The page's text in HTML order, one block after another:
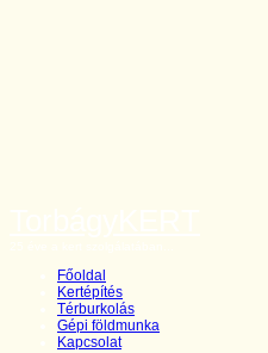
Főoldal
Kertépítés
Térburkolás
Gépi földmunka
Kapcsolat